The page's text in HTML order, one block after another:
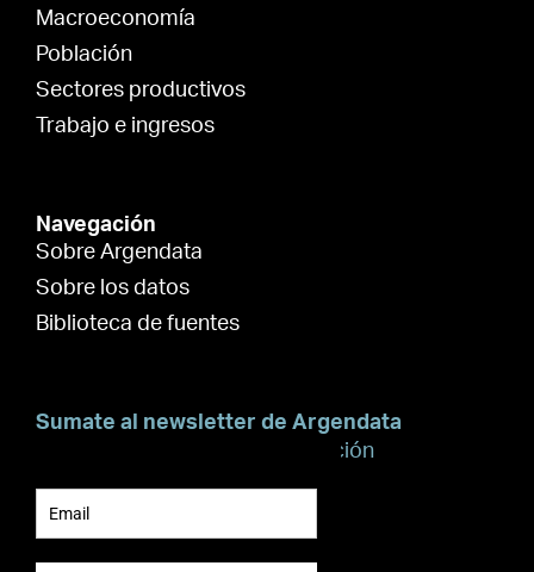
Macroeconomía
Población
Sectores productivos
Trabajo e ingresos
Navegación
Sobre Argendata
Sobre los datos
Biblioteca de fuentes
Sumate al newsletter de Argendata
Suscribite para recibir información